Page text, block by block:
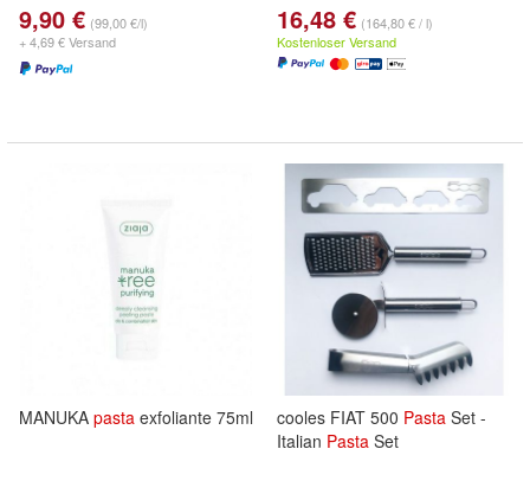
9,90 € (99,00 €/l)
+ 4,69 € Versand
16,48 € (164,80 € / l)
Kostenloser Versand
MANUKA pasta exfoliante 75ml cooles FIAT 500 Pasta Set -
Italian Pasta Set